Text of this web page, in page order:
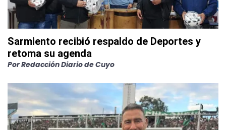
Sarmiento recibió respaldo de Deportes y
retoma su agenda
PorRedacción Diario de Cuyo